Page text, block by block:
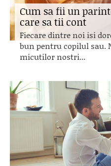
Cum sa fii un
care sa tii cont
Fiecare dintre noi isi
bun pentru copilul sau.
micutilor nostri...